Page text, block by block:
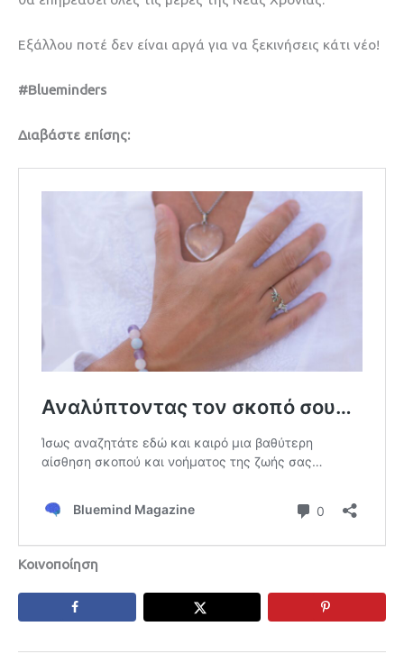
Εξάλλου ποτέ δεν είναι αργά για να ξεκινήσεις κάτι νέο!
#Blueminders
Διαβάστε επίσης:
Κοινοποίηση